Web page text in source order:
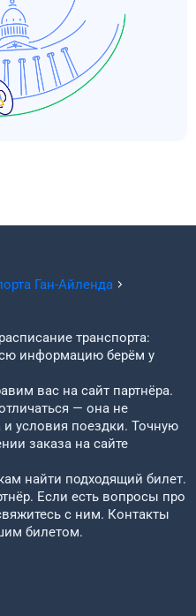
Ган-Айленда
транспорта:
информацию берём у
вас на сайт партнёра.
— она не
и условия поездки. Точную
заказа на сайте
найти подходящий билет.
Если есть вопросы про
с ним. Контакты
билетом.